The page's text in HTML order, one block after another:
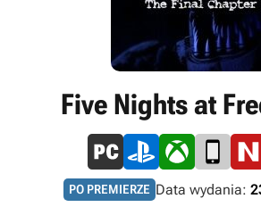
Five Nights at
PO PREMIERZE Data wydania: